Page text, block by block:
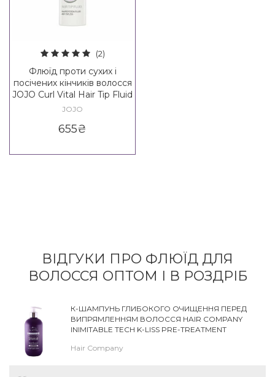
(2)
Флюїд проти сухих і
посічених кінчиків волосся
JOJO Curl Vital Hair Tip Fluid
JOJO
655₴
ВІДГУКИ ПРО ФЛЮЇД ДЛЯ
ВОЛОССЯ ОПТОМ І В РОЗДРІБ
К-ШАМПУНЬ ГЛИБОКОГО ОЧИЩЕННЯ ПЕРЕД
ВИПРЯМЛЕННЯМ ВОЛОССЯ HAIR COMPANY
INIMITABLE TECH K-LISS PRE-TREATMENT
Hair Company